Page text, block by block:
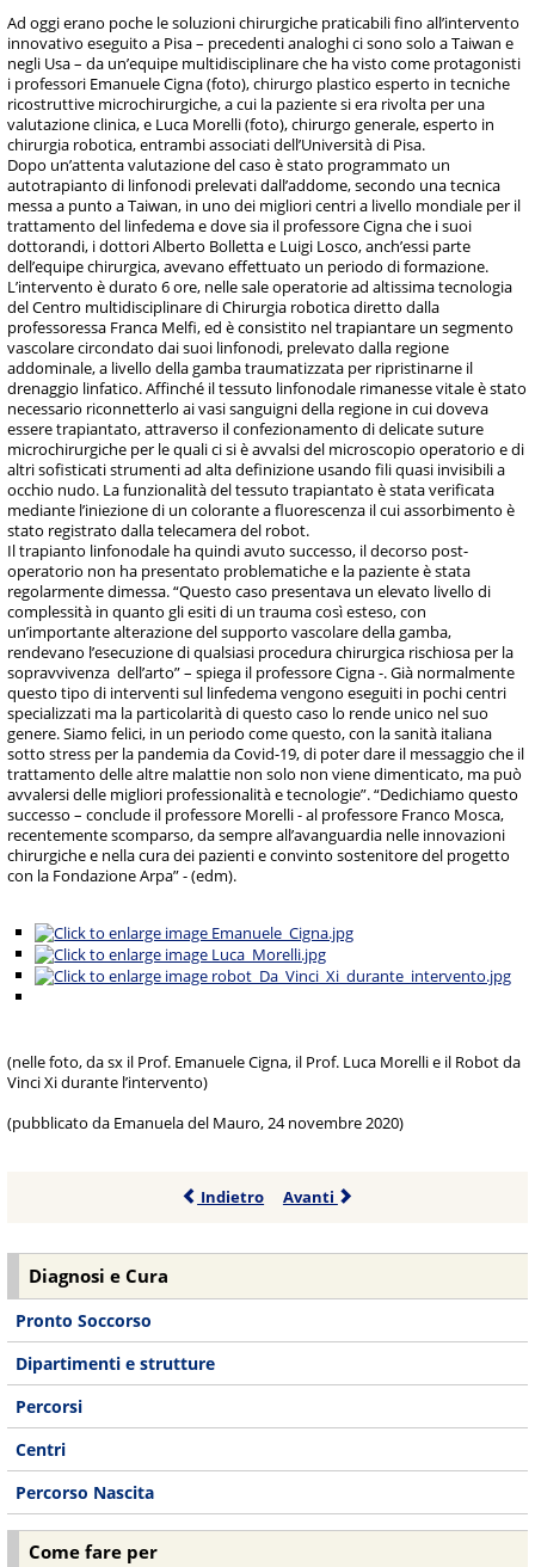
Ad oggi erano poche le soluzioni chirurgiche praticabili fino all’intervento
innovativo eseguito a Pisa – precedenti analoghi ci sono solo a Taiwan e
negli Usa – da un’equipe multidisciplinare che ha visto come protagonisti
i professori Emanuele Cigna (foto), chirurgo plastico esperto in tecniche
ricostruttive microchirurgiche, a cui la paziente si era rivolta per una
valutazione clinica, e Luca Morelli (foto), chirurgo generale, esperto in
chirurgia robotica, entrambi associati dell’Università di Pisa.
Dopo un’attenta valutazione del caso è stato programmato un
autotrapianto di linfonodi prelevati dall’addome, secondo una tecnica
messa a punto a Taiwan, in uno dei migliori centri a livello mondiale per il
trattamento del linfedema e dove sia il professore Cigna che i suoi
dottorandi, i dottori Alberto Bolletta e Luigi Losco, anch’essi parte
dell’equipe chirurgica, avevano effettuato un periodo di formazione.
L’intervento è durato 6 ore, nelle sale operatorie ad altissima tecnologia
del Centro multidisciplinare di Chirurgia robotica diretto dalla
professoressa Franca Melfi, ed è consistito nel trapiantare un segmento
vascolare circondato dai suoi linfonodi, prelevato dalla regione
addominale, a livello della gamba traumatizzata per ripristinarne il
drenaggio linfatico. Affinché il tessuto linfonodale rimanesse vitale è stato
necessario riconnetterlo ai vasi sanguigni della regione in cui doveva
essere trapiantato, attraverso il confezionamento di delicate suture
microchirurgiche per le quali ci si è avvalsi del microscopio operatorio e di
altri sofisticati strumenti ad alta definizione usando fili quasi invisibili a
occhio nudo. La funzionalità del tessuto trapiantato è stata verificata
mediante l’iniezione di un colorante a fluorescenza il cui assorbimento è
stato registrato dalla telecamera del robot.
Il trapianto linfonodale ha quindi avuto successo, il decorso post-
operatorio non ha presentato problematiche e la paziente è stata
regolarmente dimessa. “Questo caso presentava un elevato livello di
complessità in quanto gli esiti di un trauma così esteso, con
un’importante alterazione del supporto vascolare della gamba,
rendevano l’esecuzione di qualsiasi procedura chirurgica rischiosa per la
sopravvivenza dell’arto” – spiega il professore Cigna -. Già normalmente
questo tipo di interventi sul linfedema vengono eseguiti in pochi centri
specializzati ma la particolarità di questo caso lo rende unico nel suo
genere. Siamo felici, in un periodo come questo, con la sanità italiana
sotto stress per la pandemia da Covid-19, di poter dare il messaggio che il
trattamento delle altre malattie non solo non viene dimenticato, ma può
avvalersi delle migliori professionalità e tecnologie”. “Dedichiamo questo
successo – conclude il professore Morelli - al professore Franco Mosca,
recentemente scomparso, da sempre all’avanguardia nelle innovazioni
chirurgiche e nella cura dei pazienti e convinto sostenitore del progetto
con la Fondazione Arpa” - (edm).
(nelle foto, da sx il Prof. Emanuele Cigna, il Prof. Luca Morelli e il Robot da
Vinci Xi durante l’intervento)
(pubblicato da Emanuela del Mauro, 24 novembre 2020)
Indietro Avanti
Diagnosi e Cura
Pronto Soccorso
Dipartimenti e strutture
Percorsi
Centri
Percorso Nascita
Come fare per